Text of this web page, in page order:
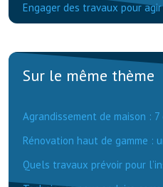
Engager des travaux pour
Sur le même thème
Agrandissement de maison :
Rénovation haut de gamme :
Quels travaux prévoir pour